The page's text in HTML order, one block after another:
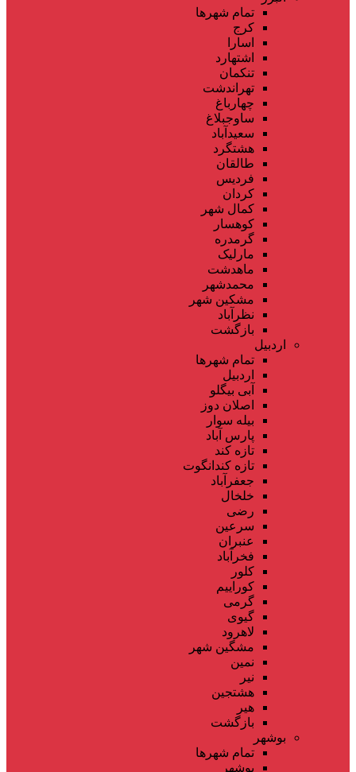
تمام شهر‌ها
کرج
اسارا
اشتهارد
تنکمان
تهراندشت
چهارباغ
ساوجبلاغ
سعیدآباد
هشتگرد
طالقان
فردیس
کردان
کمال شهر
کوهسار
گرمدره
مارلیک
ماهدشت
محمدشهر
مشکین شهر
نظرآباد
بازگشت
اردبیل
تمام شهر‌ها
اردبیل
آبی بیگلو
اصلان دوز
بیله سوار
پارس آباد
تازه کند
تازه کندانگوت
جعفرآباد
خلخال
رضی
سرعین
عنبران
فخرآباد
کلور
کوراییم
گرمی
گیوی
لاهرود
مشگین شهر
نمین
نیر
هشتجین
هیر
بازگشت
بوشهر
تمام شهر‌ها
بوشهر